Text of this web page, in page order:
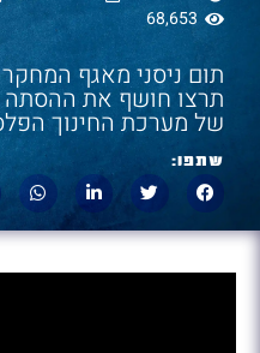
68,653
תום ניסני מאגף
תרצו חושף את ההסתה
של מערכת החינוך
שתפו: